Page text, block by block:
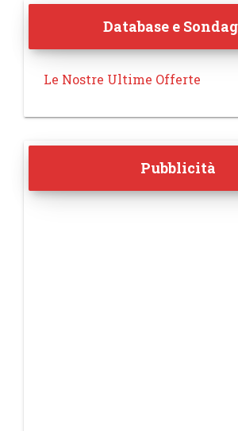
Database e
Le Nostre Ultime Offerte
Pubblicità